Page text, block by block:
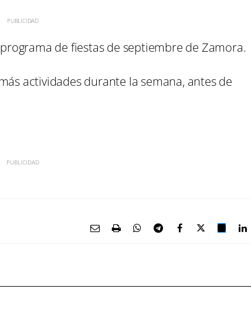
de fiestas de septiembre de Zamora.
actividades durante la semana, antes de